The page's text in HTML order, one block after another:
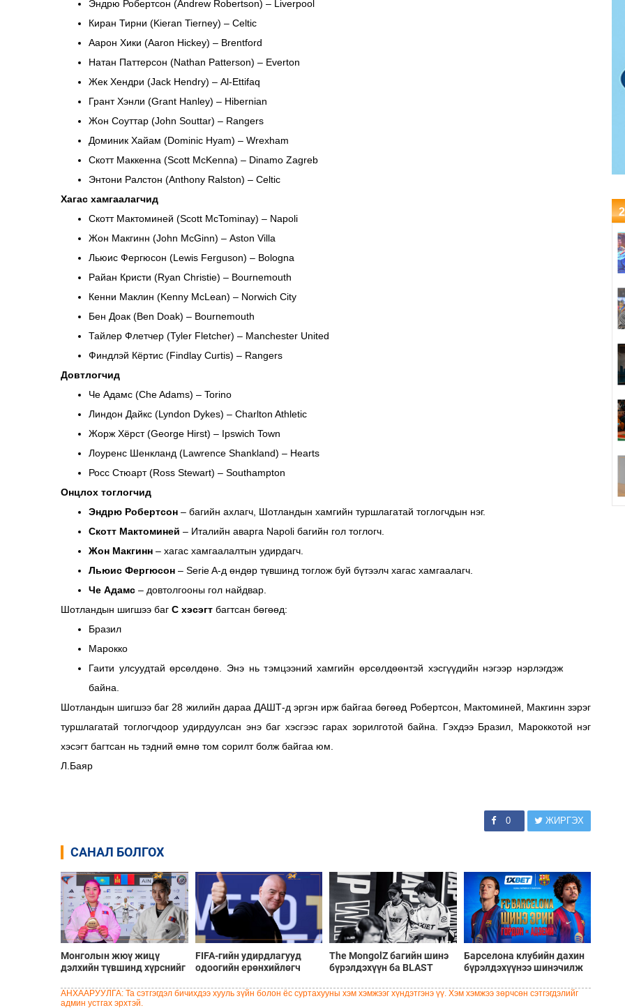
Эндрю Робертсон (Andrew Robertson) – Liverpool
Киран Тирни (Kieran Tierney) – Celtic
Аарон Хики (Aaron Hickey) – Brentford
Натан Паттерсон (Nathan Patterson) – Everton
Жек Хендри (Jack Hendry) – Al-Ettifaq
Грант Хэнли (Grant Hanley) – Hibernian
Жон Соуттар (John Souttar) – Rangers
Доминик Хайам (Dominic Hyam) – Wrexham
Скотт Маккенна (Scott McKenna) – Dinamo Zagreb
Энтони Ралстон (Anthony Ralston) – Celtic
Хагас хамгаалагчид
Скотт Мактоминей (Scott McTominay) – Napoli
Жон Макгинн (John McGinn) – Aston Villa
Льюис Фергюсон (Lewis Ferguson) – Bologna
Райан Кристи (Ryan Christie) – Bournemouth
Кенни Маклин (Kenny McLean) – Norwich City
Бен Доак (Ben Doak) – Bournemouth
Тайлер Флетчер (Tyler Fletcher) – Manchester United
Финдлэй Кёртис (Findlay Curtis) – Rangers
Довтлогчид
Че Адамс (Che Adams) – Torino
Линдон Дайкс (Lyndon Dykes) – Charlton Athletic
Жорж Хёрст (George Hirst) – Ipswich Town
Лоуренс Шенкланд (Lawrence Shankland) – Hearts
Росс Стюарт (Ross Stewart) – Southampton
Онцлох тоглогчид
Эндрю Робертсон – багийн ахлагч, Шотландын хамгийн туршлагатай тоглогчдын нэг.
Скотт Мактоминей – Италийн аварга Napoli багийн гол тоглогч.
Жон Макгинн – хагас хамгаалалтын удирдагч.
Льюис Фергюсон – Serie A-д өндөр түвшинд тоглож буй бүтээлч хагас хамгаалагч.
Че Адамс – довтолгооны гол найдвар.
Шотландын шигшээ баг С хэсэгт багтсан бөгөөд:
Бразил
Марокко
Гаити улсуудтай өрсөлдөнө. Энэ нь тэмцээний хамгийн өрсөлдөөнтэй хэсгүүдийн нэгээр нэрлэгдэж
байна.
Шотландын шигшээ баг 28 жилийн дараа ДАШТ-д эргэн ирж байгаа бөгөөд Робертсон, Мактоминей, Макгинн зэрэг
туршлагатай тоглогчдоор удирдуулсан энэ баг хэсгээс гарах зорилготой байна. Гэхдээ Бразил, Мароккотой нэг
хэсэгт багтсан нь тэдний өмнө том сорилт болж байгаа юм.
Л.Баяр
0 ЖИРГЭХ
САНАЛ БОЛГОХ
Монголын жюү жицү
дэлхийн түвшинд хүрснийг
бэ?
FIFA-гийн удирдлагууд
одоогийн ерөнхийлөгч
дэмжлэг үзүүлж, огцрох
The MongolZ багийн шинэ
бүрэлдэхүүн ба BLAST
тэмцээний тойм
Барселона клубийн дахин
бүрэлдэхүүнээ шинэчилж
цонх
АНХААРУУЛГА: Та сэтгэгдэл бичихдээ хууль зүйн болон ёс суртахууны хэм хэмжээг хүндэтгэнэ үү. Хэм хэмжээ зөрчсөн сэтгэгдэлийг
админ устгах эрхтэй.